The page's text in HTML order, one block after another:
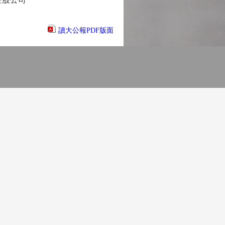
讀大公報PDF版面